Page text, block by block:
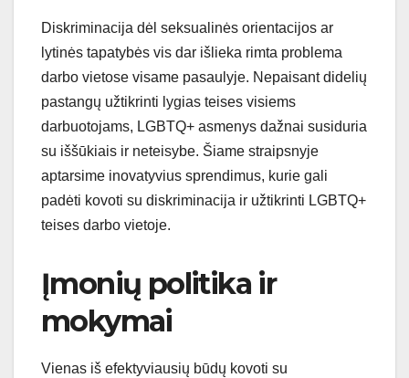
Diskriminacija dėl seksualinės orientacijos ar
lytinės tapatybės vis dar išlieka rimta problema
darbo vietose visame pasaulyje. Nepaisant didelių
pastangų užtikrinti lygias teises visiems
darbuotojams, LGBTQ+ asmenys dažnai susiduria
su iššūkiais ir neteisybe. Šiame straipsnyje
aptarsime inovatyvius sprendimus, kurie gali
padėti kovoti su diskriminacija ir užtikrinti LGBTQ+
teises darbo vietoje.
Įmonių politika ir
mokymai
Vienas iš efektyviausių būdų kovoti su